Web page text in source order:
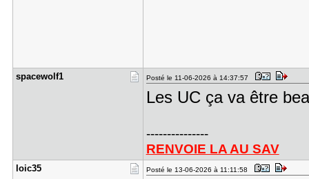
spacewolf1 Posté le 11-06-2026 à 14:37:57
Les UC ça va être
---------------
RENVOIE LA AU SAV
loic35 Posté le 13-06-2026 à 11:11:58